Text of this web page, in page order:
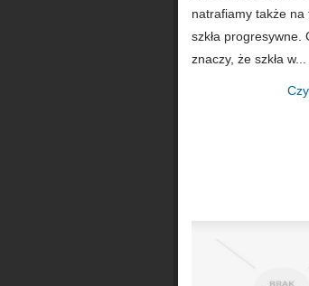
natrafiamy także na
szkła progresywne.
znaczy, że szkła w...